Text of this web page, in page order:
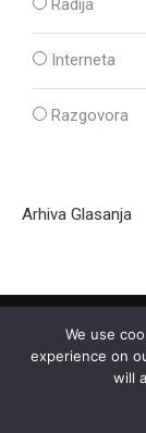
Radija
Interneta
Razgovora
Arhiva Glasanja
We use
experience on
will